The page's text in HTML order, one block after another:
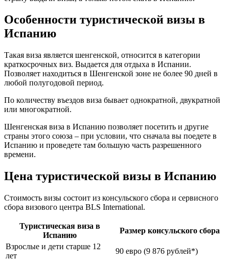
Особенности туристической визы в
Испанию
Такая виза является шенгенской, относится в категории
краткосрочных виз. Выдается для отдыха в Испании.
Позволяет находиться в Шенгенской зоне не более 90 дней в
любой полугодовой период.
По количеству въездов виза бывает однократной, двукратной
или многократной.
Шенгенская виза в Испанию позволяет посетить и другие
страны этого союза – при условии, что сначала вы поедете в
Испанию и проведете там большую часть разрешенного
времени.
Цена туристической визы в Испанию
Стоимость визы состоит из консульского сбора и сервисного
сбора визового центра BLS International.
Туристическая виза в
Испанию
Размер консульского сбора
Взрослые и дети старше 12
лет
90 евро (9 876 рублей*)